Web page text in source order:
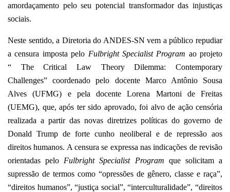
amordaçamento pelo seu potencial transformador das injustiças
sociais.
Neste sentido, a Diretoria do ANDES-SN vem a público repudiar
a censura imposta pelo Fulbright Specialist Program ao projeto
“ The Critical Law Theory Dilemma: Contemporary
Challenges” coordenado pelo docente Marco Antônio Sousa
Alves (UFMG) e pela docente Lorena Martoni de Freitas
(UEMG), que, após ter sido aprovado, foi alvo de ação censória
realizada a partir das novas diretrizes políticas do governo de
Donald Trump de forte cunho neoliberal e de repressão aos
direitos humanos. A censura se expressa nas indicações de revisão
orientadas pelo Fulbright Specialist Program que solicitam a
supressão de termos como “opressões de gênero, classe e raça”,
“direitos humanos”, “justiça social”, “interculturalidade”, “direitos